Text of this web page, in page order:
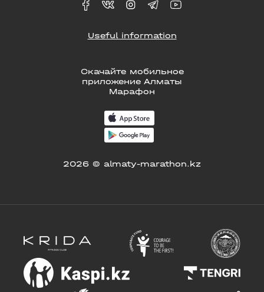
Скачайте мобильное
приложение Алматы
Марафон
2026 © almaty-marathon.kz
Useful information